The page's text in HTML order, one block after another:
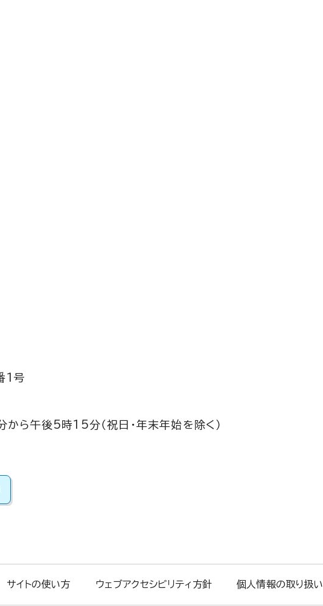
1号
ら午後5時15分（祝日・年末年始を除く）
サイトの使い方 ウェブアクセシビリティ方針 個人情報の取り扱い